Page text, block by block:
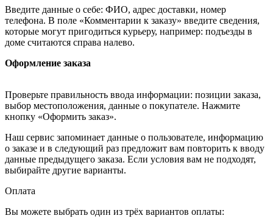
Введите данные о себе: ФИО, адрес доставки, номер
телефона. В поле «Комментарии к заказу» введите сведения,
которые могут пригодиться курьеру, например: подъезды в
доме считаются справа налево.
Оформление заказа
Проверьте правильность ввода информации: позиции заказа,
выбор местоположения, данные о покупателе. Нажмите
кнопку «Оформить заказ».
Наш сервис запоминает данные о пользователе, информацию
о заказе и в следующий раз предложит вам повторить к вводу
данные предыдущего заказа. Если условия вам не подходят,
выбирайте другие варианты.
Оплата
Вы можете выбрать один из трёх вариантов оплаты: